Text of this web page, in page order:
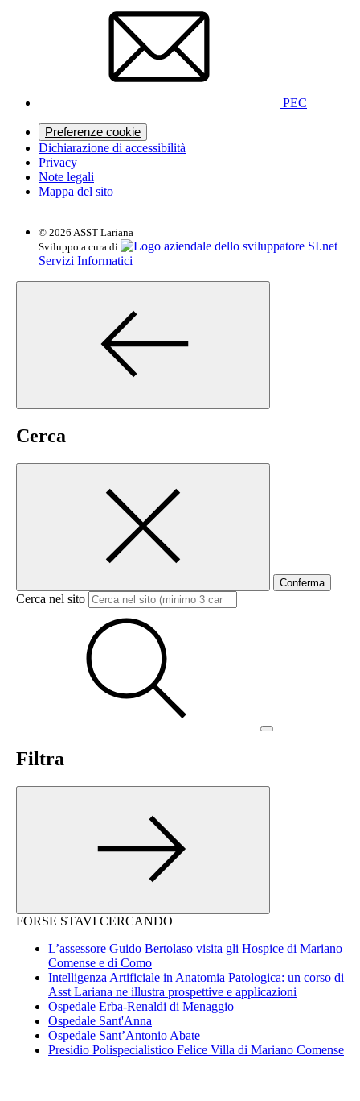
PEC
Preferenze cookie
Dichiarazione di accessibilità
Privacy
Note legali
Mappa del sito
© 2026 ASST Lariana
Sviluppo a cura di
SI.net
Servizi Informatici
Cerca
Conferma
Cerca nel sito
Filtra
FORSE STAVI CERCANDO
L’assessore Guido Bertolaso visita gli Hospice di Mariano
Comense e di Como
Intelligenza Artificiale in Anatomia Patologica: un corso di
Asst Lariana ne illustra prospettive e applicazioni
Ospedale Erba-Renaldi di Menaggio
Ospedale Sant'Anna
Ospedale Sant’Antonio Abate
Presidio Polispecialistico Felice Villa di Mariano Comense